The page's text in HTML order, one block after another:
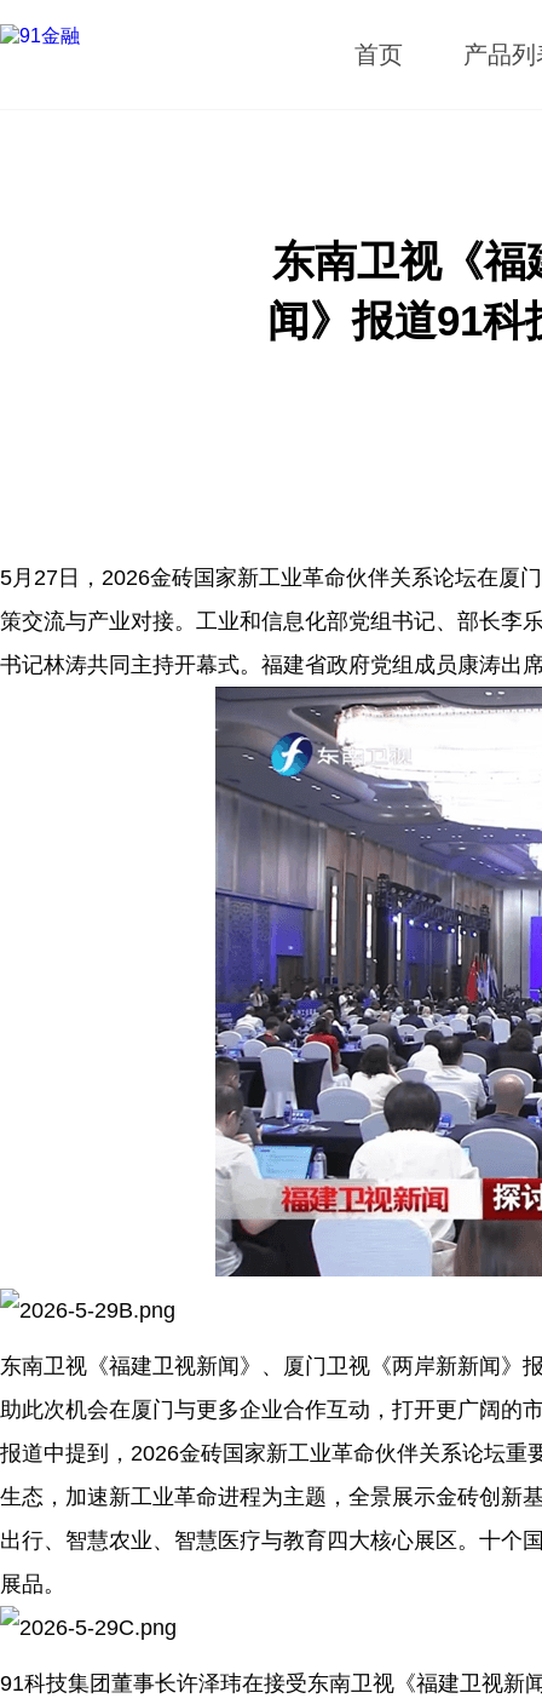
首页 产品列
东南卫视《
闻》报道91科
5月27日，2026金砖国家新工业革命伙伴关系论坛在厦
策交流与产业对接。工业和信息化部党组书记、部长李
书记林涛共同主持开幕式。福建省政府党组成员康涛出
东南卫视《福建卫视新闻》、厦门卫视《两岸新新闻》
助此次机会在厦门与更多企业合作互动，打开更广阔的
报道中提到，2026金砖国家新工业革命伙伴关系论坛
生态，加速新工业革命进程为主题，全景展示金砖创新
出行、智慧农业、智慧医疗与教育四大核心展区。十个
展品。
91科技集团董事长许泽玮在接受东南卫视《福建卫视新